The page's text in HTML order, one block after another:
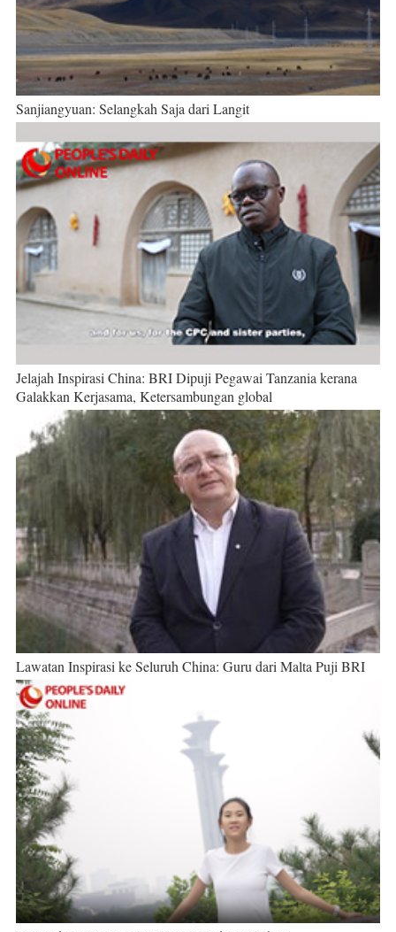
Sanjiangyuan: Selangkah Saja dari Langit
Jelajah Inspirasi China: BRI Dipuji Pegawai Tanzania kerana
Galakkan Kerjasama, Ketersambungan global
Lawatan Inspirasi ke Seluruh China: Guru dari Malta Puji BRI